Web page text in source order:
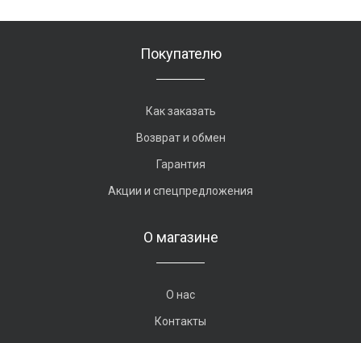
Покупателю
Как заказать
Возврат и обмен
Гарантия
Акции и спецпредложения
О магазине
О нас
Контакты